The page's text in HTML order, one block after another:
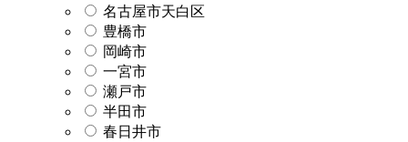
名古屋市天白区
豊橋市
岡崎市
一宮市
瀬戸市
半田市
春日井市